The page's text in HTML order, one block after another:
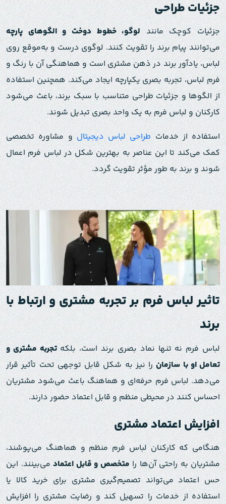
جزئیات طراحی
جزئیات کوچک مانندلوگو، خطوط دوخت و الگوهای پارچه
می‌توانند پیام برند را تقویت کنند. لوگوی درست و به‌موقع روی
لباس، یادآور برند در ذهن مشتری است و هماهنگی آن با رنگ و
فرم لباس، تجربه بصری یکپارچه ایجاد می‌کند. همچنین استفاده
از الگوها و جزئیات طراحی متناسب با سبک برند، باعث می‌شود
کارکنان و لباس فرم به یک واحد بصری تبدیل شوند.
استفاده از خدماتطراحی لباس دیجیتالو مشاوره تخصصی
کمک می‌کند تا این عناصر به بهترین شکل در لباس فرم اعمال
شوند و برند به طور مؤثر تقویت گردد.
تاثیر لباس فرم بر تجربه مشتری و ارتباط با
برند
لباس فرم نه تنها نماد بصری برند است، بلکهتجربه مشتری و
تعامل او با سازمانرا نیز به شکل قابل توجهی تحت تأثیر قرار
می‌دهد. لباس فرم حرفه‌ای و هماهنگ باعث می‌شود مشتریان
احساس کنند در محیطی منظم و قابل اعتماد حضور دارند.
افزایش اعتماد مشتری
هنگامی که کارکنان لباس فرم منظم و هماهنگ می‌پوشند،
مشتریان به راحتی آن‌ها رامتخصص و قابل اعتمادمی‌بینند. این
حس اعتماد می‌تواند تصمیم‌گیری مشتری برای خرید کالا یا
استفاده از خدمات را تسهیل کند و رضایت مشتری را افزایش